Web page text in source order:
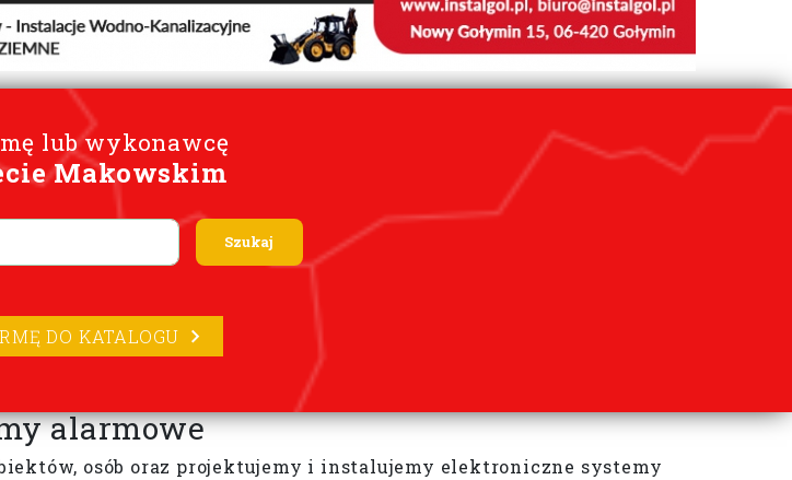
lub wykonawcę
Makowskim
DO KATALOGU
alarmowe
osób oraz projektujemy i instalujemy elektroniczne systemy